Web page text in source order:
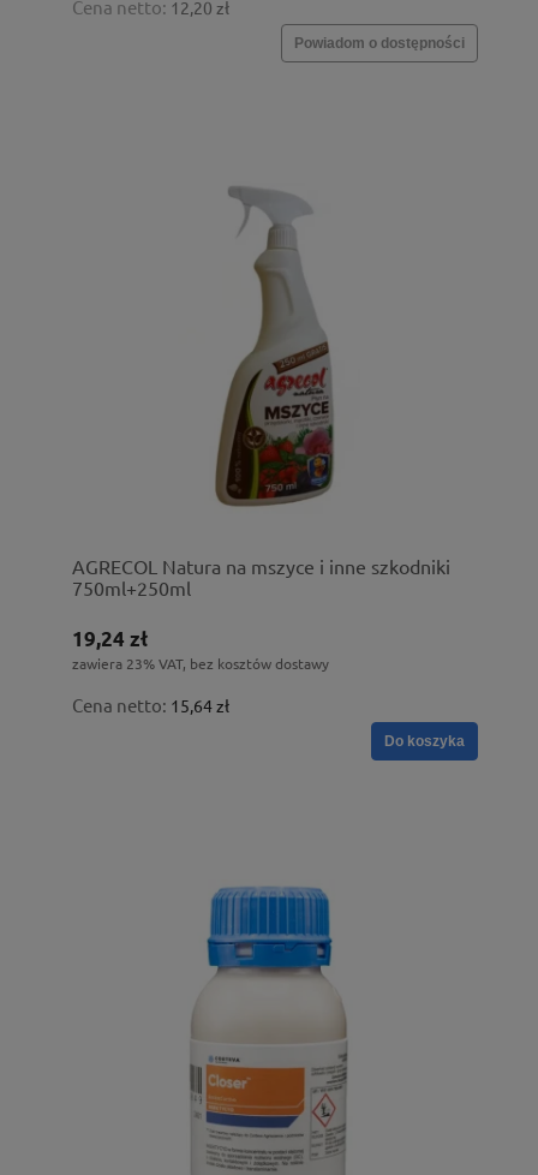
Cena netto: 12,20 zł
Powiadom o dostępności
AGRECOL Natura na mszyce i inne szkodniki
750ml+250ml
19,24 zł
zawiera 23% VAT, bez kosztów dostawy
Cena netto: 15,64 zł
Do koszyka